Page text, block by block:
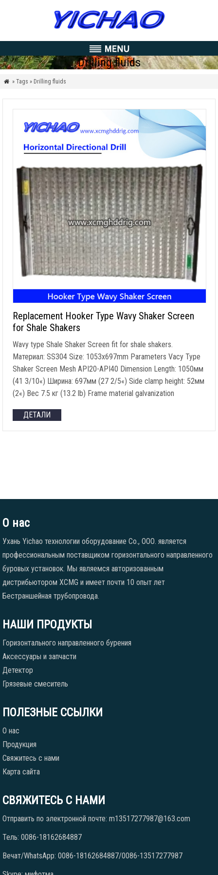
Drilling fluids
 » Tags » Drilling fluids
Replacement Hooker Type Wavy Shaker Screen
for Shale Shakers
Wavy type Shale Shaker Screen fit for shale shakers.
Материал: SS304 Size: 1053x697mm Parameters Vacy Type
Shaker Screen Mesh API20-API40 Dimension Length: 1050мм
(41 3/10«) Ширина: 697мм (27 2/5«) Side clamp height: 52мм
(2«) Вес 7.5 кг (13.2 lb) Frame material galvanization
ДЕТАЛИ
О нас
Ухань Yichao технологии оборудование Co., ООО. является
профессиональным поставщиком горизонтального направленного
буровых установок. Мы являемся авторизованным
дистрибьютором XCMG и имеет почти 10 опыт лет
Бестраншейная трубопровода.
НАШИ ПРОДУКТЫ
Горизонтального направленного бурения
Аксессуары и запчасти
Детектор
Грязевые смеситель
ПОЛЕЗНЫЕ ССЫЛКИ
О нас
Продукция
Свяжитесь с нами
Карта сайта
СВЯЖИТЕСЬ С НАМИ
Отправить по электронной почте: m13517277987@163.com
Тель: 0086-18162684887
Вечат/WhatsApp: 0086-18162684887/0086-13517277987